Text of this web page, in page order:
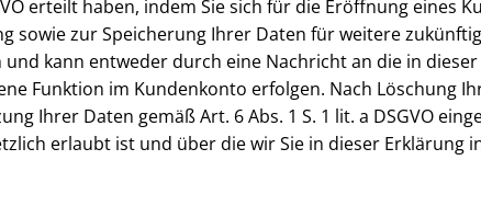
erteilt haben, indem Sie sich für die Eröffnung eines
sowie zur Speicherung Ihrer Daten für weitere
kann entweder durch eine Nachricht an die in
Funktion im Kundenkonto erfolgen. Nach Löschung
Ihrer Daten gemäß Art. 6 Abs. 1 S. 1 lit. a DSGVO
erlaubt ist und über die wir Sie in dieser Erklärung